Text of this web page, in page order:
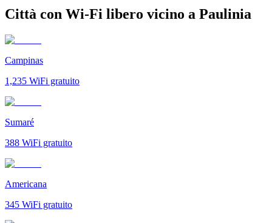
Città con Wi-Fi libero vicino a Paulinia
Campinas
1,235 WiFi gratuito
Sumaré
388 WiFi gratuito
Americana
345 WiFi gratuito